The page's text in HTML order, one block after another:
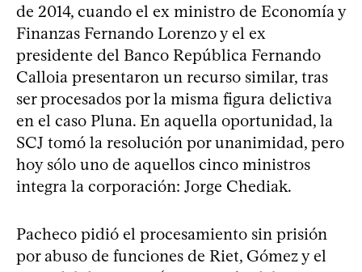
de 2014, cuando el ex ministro de Economía y
Finanzas Fernando Lorenzo y el ex
presidente del Banco República Fernando
Calloia presentaron un recurso similar, tras
ser procesados por la misma figura delictiva
en el caso Pluna. En aquella oportunidad, la
SCJ tomó la resolución por unanimidad, pero
hoy sólo uno de aquellos cinco ministros
integra la corporación: Jorge Chediak.
Pacheco pidió el procesamiento sin prisión
por abuso de funciones de Riet, Gómez y el